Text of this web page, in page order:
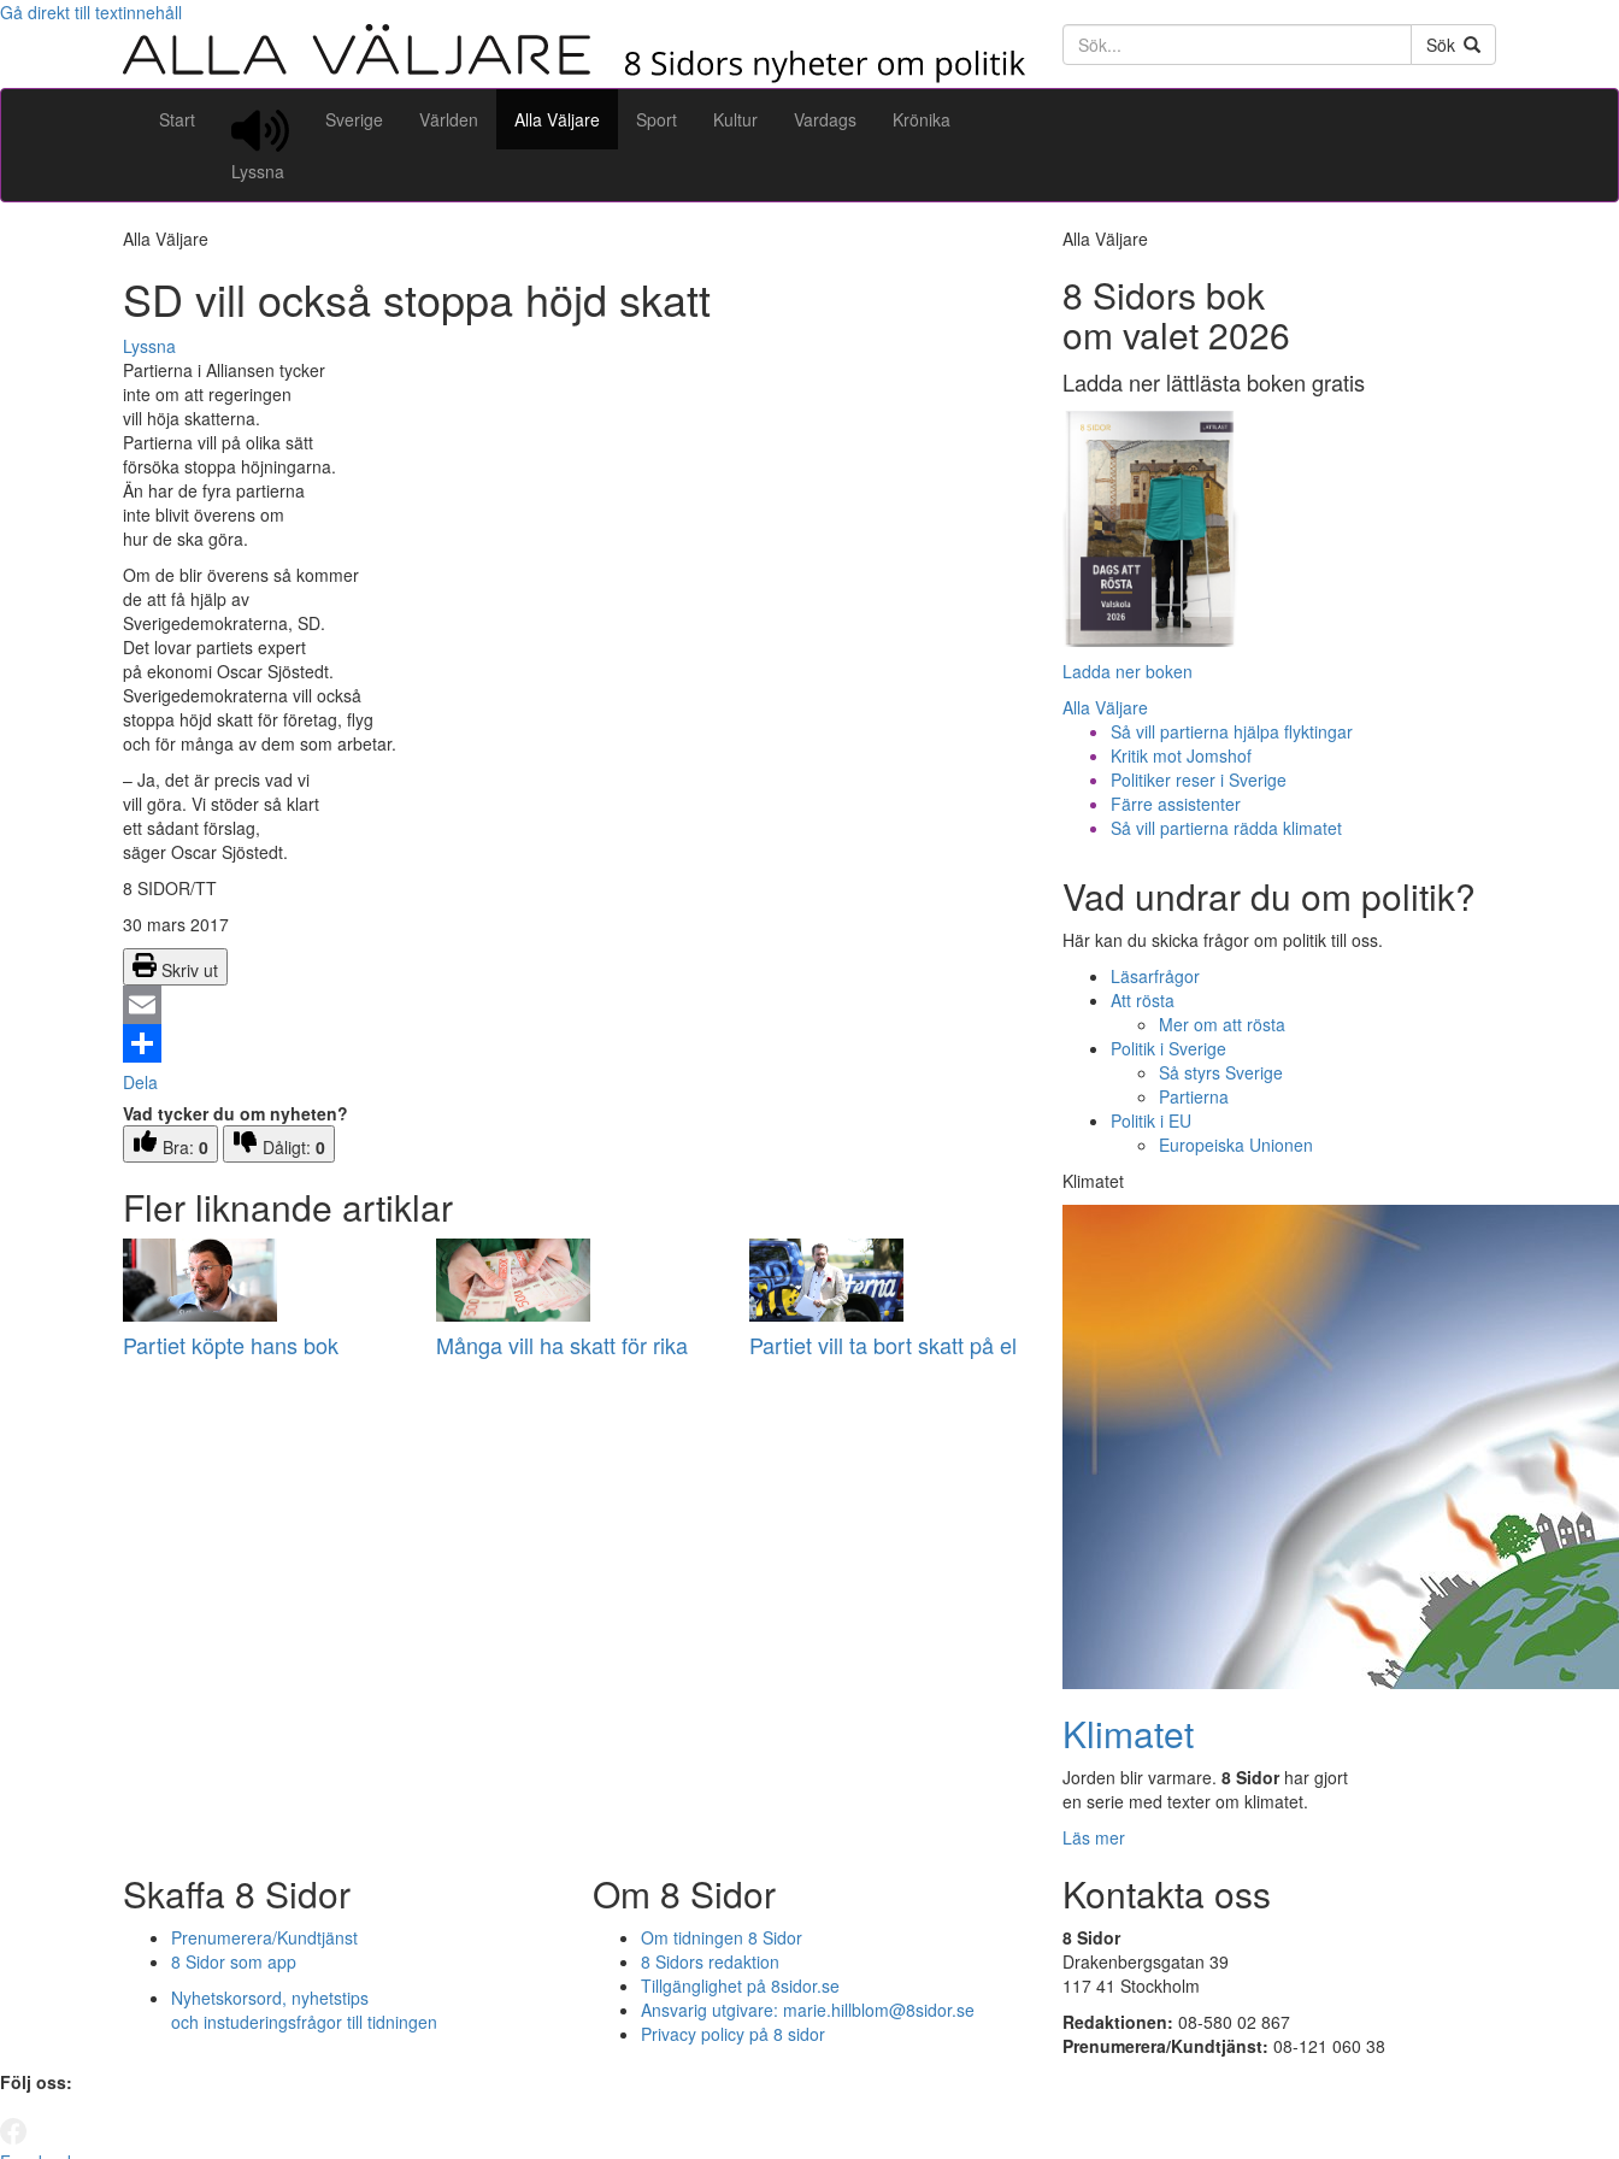
Gå direkt till textinnehåll
Söktext
Sök
Start
Lyssna
Sverige Världen Alla Väljare Sport Kultur Vardags Krönika
Alla Väljare
SD vill också stoppa höjd skatt
Lyssna
Partierna i Alliansen tycker
inte om att regeringen
vill höja skatterna.
Partierna vill på olika sätt
försöka stoppa höjningarna.
Än har de fyra partierna
inte blivit överens om
hur de ska göra.
Om de blir överens så kommer
de att få hjälp av
Sverigedemokraterna, SD.
Det lovar partiets expert
på ekonomi Oscar Sjöstedt.
Sverigedemokraterna vill också
stoppa höjd skatt för företag, flyg
och för många av dem som arbetar.
– Ja, det är precis vad vi
vill göra. Vi stöder så klart
ett sådant förslag,
säger Oscar Sjöstedt.
8 SIDOR/TT
30 mars 2017
Skriv ut
Email
Dela
Vad tycker du om nyheten?
Bra: 0 Dåligt: 0
Fler liknande artiklar
Partiet köpte hans bok Många vill ha skatt för rika Partiet vill ta bort skatt på el
Alla Väljare
8 Sidors bok
om valet 2026
Ladda ner lättlästa boken gratis
Ladda ner boken
Alla Väljare
Så vill partierna hjälpa flyktingar
Kritik mot Jomshof
Politiker reser i Sverige
Färre assistenter
Så vill partierna rädda klimatet
Vad undrar du om politik?
Här kan du skicka frågor om politik till oss.
Läsarfrågor
Att rösta
Mer om att rösta
Politik i Sverige
Så styrs Sverige
Partierna
Politik i EU
Europeiska Unionen
Klimatet
Klimatet
Jorden blir varmare. 8 Sidorhar gjort
en serie med texter om klimatet.
Läs mer
Skaffa 8 Sidor
Prenumerera/Kundtjänst
8 Sidor som app
Nyhetskorsord, nyhetstips
och instuderingsfrågor till tidningen
Om 8 Sidor
Om tidningen 8 Sidor
8 Sidors redaktion
Tillgänglighet på 8sidor.se
Ansvarig utgivare: marie.hillblom@8sidor.se
Privacy policy på 8 sidor
Kontakta oss
8 Sidor
Drakenbergsgatan 39
117 41 Stockholm
Redaktionen: 08-580 02 867
Prenumerera/Kundtjänst: 08-121 060 38
Följ oss: